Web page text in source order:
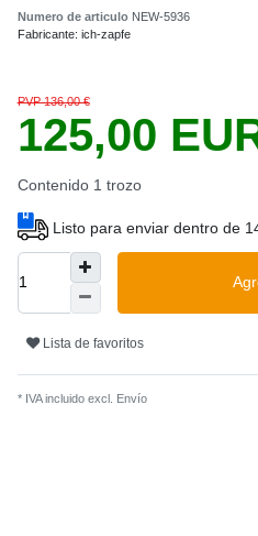
Numero de articulo NEW-5936
Fabricante: ich-zapfe
PVP 136,00 €
125,00
Contenido 1 trozo
Listo para enviar dentro de
Lista de favoritos
* IVA incluido excl. Envío